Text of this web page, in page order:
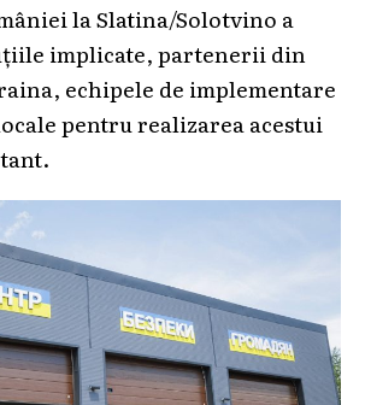
la Slatina/Solotvino a
implicate, partenerii din
echipele de implementare
pentru realizarea acestui